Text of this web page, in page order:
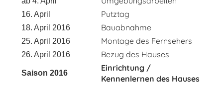
16. April Putztag
18. April 2016 Bauabnahme
25. April 2016 Montage des Fernsehers
26. April 2016 Bezug des Hauses
Saison 2016
Einrichtung /
Kennenlernen des Hauses